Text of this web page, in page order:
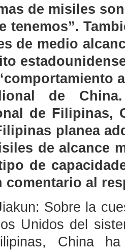
de misiles
tenemos”.
de medio
de
de Filipinas,
planea
de alcance
de
comentario al
Sobre la
Unidos del
China